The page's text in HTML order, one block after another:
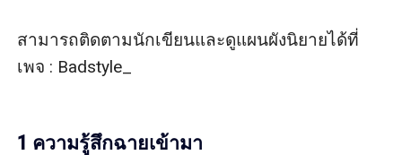
สามารถติดตามนักเขียนและดูแผนผังนิยายได้ที่
เพจ : Badstyle_
1 ความรู้สึกฉายเข้ามา